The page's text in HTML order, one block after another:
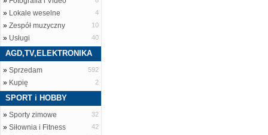
» Lokale weselne 4
» Zespół muzyczny 10
» Usługi 40
AGD,TV,ELEKTRONIKA
» Sprzedam 592
» Kupię 2
SPORT i HOBBY
» Sporty zimowe 32
» Siłownia i Fitness 42